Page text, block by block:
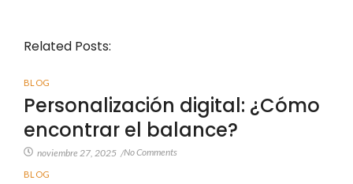
Related Posts:
BLOG
Personalización digital: ¿Cómo
encontrar el balance?
noviembre 27, 2025 /No Comments
BLOG